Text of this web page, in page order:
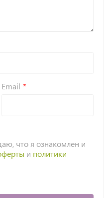
Email
что я ознакомлен и
и политики